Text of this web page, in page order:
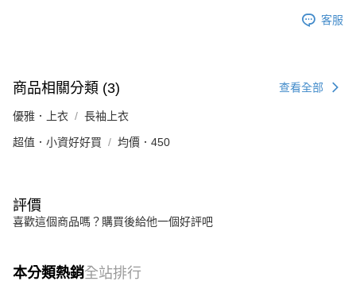
客服
商品相關分類 (3) 查看全部
優雅．上衣 長袖上衣
超值．小資好好買 均價．450
評價
喜歡這個商品嗎？購買後給他一個好評吧
本分類熱銷全站排行